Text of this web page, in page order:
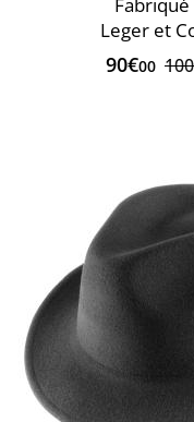
Leger et
90€00